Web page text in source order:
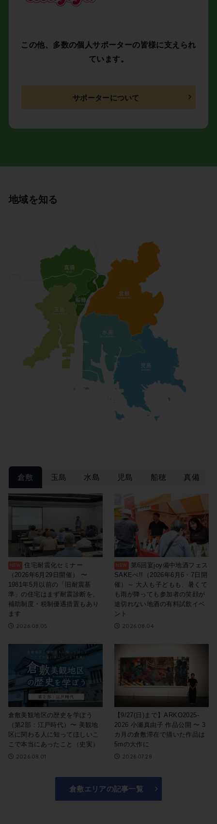
この他、多数の個人サポーターの皆様に支えられ
ています。
サポーターについて
地域を知る
倉敷 玉島 水島 児島 船穂 真備
住宅耐震化セミナー
（2026年6月29日開催） 〜
1981年5月以前の「旧耐震基
準」の住宅はまず耐震診断を。
補助制度・税制優遇措置もあり
ます
2026.08.05
第6回宴joy備中地酒フェス
SAKEべ!!（2026年6月6・7日開
催）～ 大人も子どもも、暑くて
も雨が降っても参加者の笑顔が
途切れない地酒の有料試飲イベ
ント
2026.08.04
倉敷美観地区の歴史を学ぼう
（第2部：江戸時代）〜 美観地
区に関わる人に知ってほしいこ
こで本当にあったこと（史実）
2026.08.01
【9/27(日)まで】ARKO2025-
2026 小瀬真由子 作品公開 〜 3
カ月の倉敷滞在で描いた作品は
5mの大作に
2026.07.28
倉敷エリアの記事一覧